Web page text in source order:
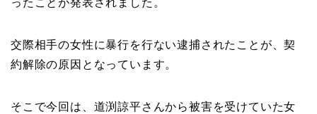
ったことが発表されました。
交際相手の女性に暴行を行ない逮捕されたことが、契
約解除の原因となっています。
そこで今回は、道渕諒平さんから被害を受けていた女